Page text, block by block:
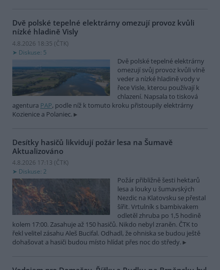
Dvě polské tepelné elektrárny omezují provoz kvůli
nízké hladině Visly
4.8.2026 18:35 (ČTK)
Diskuse: 5
Dvě polské tepelné elektrárny
omezují svůj provoz kvůli vlně
veder a nízké hladině vody v
řece Visle, kterou používají k
chlazení. Napsala to tisková
agentura PAP, podle níž k tomuto kroku přistoupily elektrárny
Kozienice a Polaniec.
Desítky hasičů likvidují požár lesa na Šumavě
Aktualizováno
4.8.2026 17:13 (ČTK)
Diskuse: 2
Požár přibližně šesti hektarů
lesa a louky u šumavských
Nezdic na Klatovsku se přestal
šířit. Vrtulník s bambivakem
odletěl zhruba po 1,5 hodině
kolem 17:00. Zasahuje až 150 hasičů. Nikdo nebyl zraněn. ČTK to
řekl velitel zásahu Aleš Bucifal. Odhadl, že ohniska se budou ještě
dohašovat a hasiči budou místo hlídat přes noc do středy.